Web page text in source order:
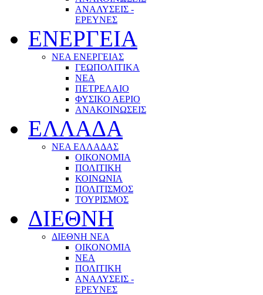
ΑΝΑΛΥΣΕΙΣ -
ΕΡΕΥΝΕΣ
ΕΝΕΡΓΕΙΑ
ΝΕΑ ΕΝΕΡΓΕΙΑΣ
ΓΕΩΠΟΛΙΤΙΚΑ
ΝΕΑ
ΠΕΤΡΕΛΑΙΟ
ΦΥΣΙΚΟ ΑΕΡΙΟ
ΑΝΑΚΟΙΝΩΣΕΙΣ
ΕΛΛΑΔΑ
ΝΕΑ ΕΛΛΑΔΑΣ
ΟΙΚΟΝΟΜΙΑ
ΠΟΛΙΤΙΚΗ
ΚΟΙΝΩΝΙΑ
ΠΟΛΙΤΙΣΜΟΣ
ΤΟΥΡΙΣΜΟΣ
ΔΙΕΘΝΗ
ΔΙΕΘΝΗ ΝΕΑ
ΟΙΚΟΝΟΜΙΑ
ΝΕΑ
ΠΟΛΙΤΙΚΗ
ΑΝΑΛΥΣΕΙΣ -
ΕΡΕΥΝΕΣ